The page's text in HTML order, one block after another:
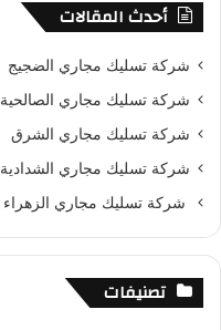
أحدث المقالات
شركة تسليك مجاري الضجيج
شركة تسليك مجاري الصالحية
شركة تسليك مجاري الشرق
شركة تسليك مجاري الشدادية
شركة تسليك مجاري الزهراء
تصنيفات